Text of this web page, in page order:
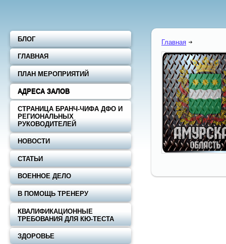
Главная
БЛОГ
ГЛАВНАЯ
ПЛАН МЕРОПРИЯТИЙ
АДРЕСА ЗАЛОВ
СТРАНИЦА БРАНЧ-ЧИФА ДФО И
РЕГИОНАЛЬНЫХ
РУКОВОДИТЕЛЕЙ
НОВОСТИ
СТАТЬИ
ВОЕННОЕ ДЕЛО
В ПОМОЩЬ ТРЕНЕРУ
КВАЛИФИКАЦИОННЫЕ
ТРЕБОВАНИЯ ДЛЯ КЮ-ТЕСТА
ЗДОРОВЬЕ